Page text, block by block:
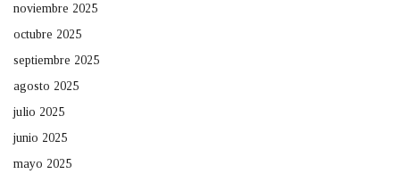
noviembre 2025
octubre 2025
septiembre 2025
agosto 2025
julio 2025
junio 2025
mayo 2025